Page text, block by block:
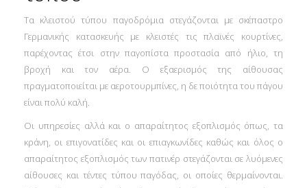
Τα κλειστού τύπου παγοδρόμια στεγάζονται με σκέπαστρο
Γερμανικής κατασκευής με κλειστές τις πλαϊνές κουρτίνες,
παρέχοντας έτσι στην παγοπίστα προστασία από ήλιο, τη
βροχή και τον αέρα. Ο εξαερισμός της αίθουσας
πραγματοποιείται με αεροτουρμπίνες, η δε ποιότητα του πάγου
είναι πολύ καλή.
Οι υπηρεσίες αλλά και ο απαραίτητος εξοπλισμός όπως, τα
κράνη, οι επιγονατίδες και οι επιαγκωνίδες καθώς και όλος ο
απαραίτητος εξοπλισμός των πατινέρ στεγάζονται σε λυόμενες
αίθουσες και τέντες τύπου παγόδας, οι οποίες θερμαίνονται.